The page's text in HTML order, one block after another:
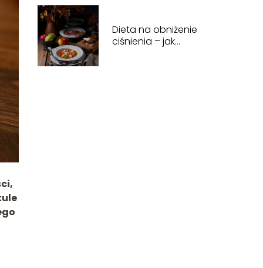
Dieta na obniżenie
ciśnienia – jak